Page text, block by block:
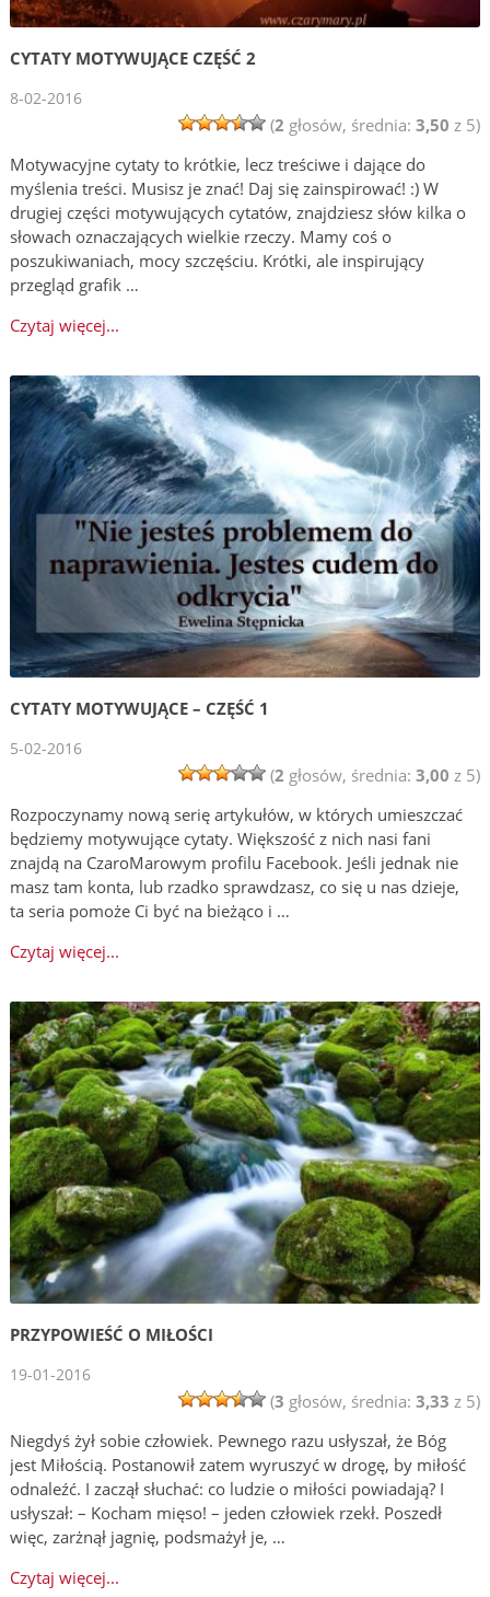
CYTATY MOTYWUJĄCE CZĘŚĆ 2
8-02-2016
(2 głosów, średnia: 3,50 z 5)
Motywacyjne cytaty to krótkie, lecz treściwe i dające do
myślenia treści. Musisz je znać! Daj się zainspirować! :) W
drugiej części motywujących cytatów, znajdziesz słów kilka o
słowach oznaczających wielkie rzeczy. Mamy coś o
poszukiwaniach, mocy szczęściu. Krótki, ale inspirujący
przegląd grafik …
Czytaj więcej...
CYTATY MOTYWUJĄCE – CZĘŚĆ 1
5-02-2016
(2 głosów, średnia: 3,00 z 5)
Rozpoczynamy nową serię artykułów, w których umieszczać
będziemy motywujące cytaty. Większość z nich nasi fani
znajdą na CzaroMarowym profilu Facebook. Jeśli jednak nie
masz tam konta, lub rzadko sprawdzasz, co się u nas dzieje,
ta seria pomoże Ci być na bieżąco i …
Czytaj więcej...
PRZYPOWIEŚĆ O MIŁOŚCI
19-01-2016
(3 głosów, średnia: 3,33 z 5)
Niegdyś żył sobie człowiek. Pewnego razu usłyszał, że Bóg
jest Miłością. Postanowił zatem wyruszyć w drogę, by miłość
odnaleźć. I zaczął słuchać: co ludzie o miłości powiadają? I
usłyszał: – Kocham mięso! – jeden człowiek rzekł. Poszedł
więc, zarżnął jagnię, podsmażył je, …
Czytaj więcej...